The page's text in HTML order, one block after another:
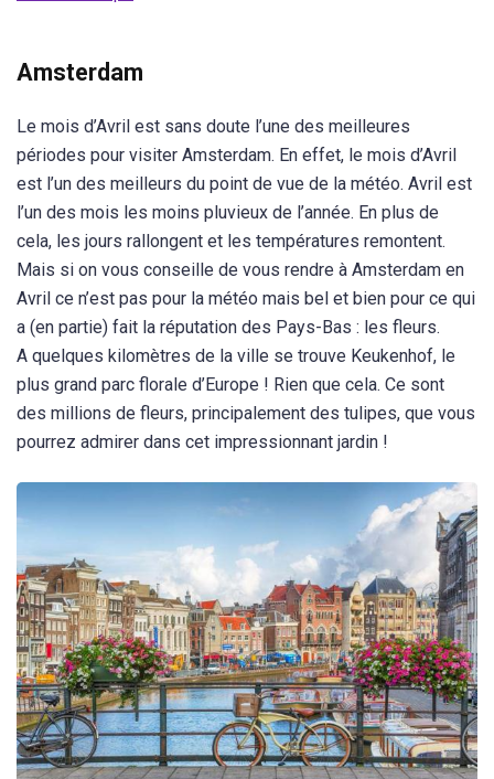
Amsterdam
Le mois d’Avril est sans doute l’une des meilleures
périodes pour visiter Amsterdam. En effet, le mois d’Avril
est l’un des meilleurs du point de vue de la météo. Avril est
l’un des mois les moins pluvieux de l’année. En plus de
cela, les jours rallongent et les températures remontent.
Mais si on vous conseille de vous rendre à Amsterdam en
Avril ce n’est pas pour la météo mais bel et bien pour ce qui
a (en partie) fait la réputation des Pays-Bas : les fleurs.
A quelques kilomètres de la ville se trouve Keukenhof, le
plus grand parc florale d’Europe ! Rien que cela. Ce sont
des millions de fleurs, principalement des tulipes, que vous
pourrez admirer dans cet impressionnant jardin !